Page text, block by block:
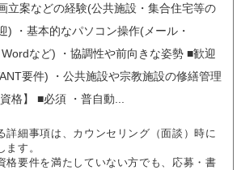
立案などの経験(公共施設・集合住宅等の
) ・基本的なパソコン操作(メール・
など) ・協調性や前向きな姿勢 ■歓迎
要件) ・公共施設や宗教施設の修繕管理
格】 ■必須 ・普自動...
詳細事項は、カウンセリング（面談）時に
ます。
格要件を満たしていない方でも、応募・書